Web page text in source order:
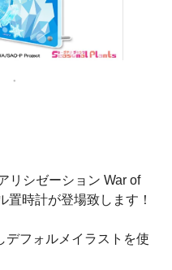
リシゼーション War of
置時計が登場致します！
デフォルメイラストを使